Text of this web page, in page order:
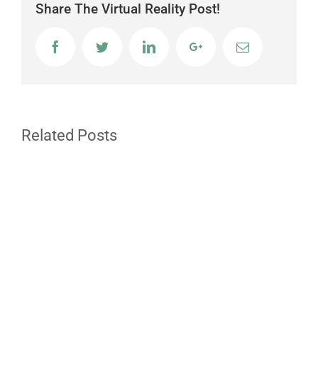
Share The Virtual Reality Post!
FacebookTwitter LinkedInGoogle+Email
Related Posts